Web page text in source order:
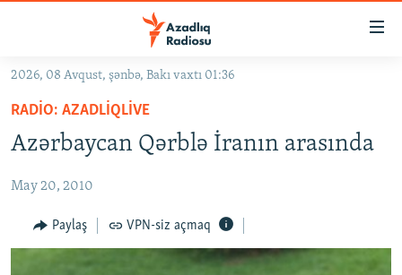
Əsas
qayıt
Əsas
naviqasiyaya
qayıt
GÜNDƏM
#İZAHLA
KORRUPSIOMETR
#ƏSLINDƏ
FƏRQƏ BAX
QANUNI DOĞRU
2026, 08 Avqust, şənbə, Bakı vaxtı 01:36
RADIO: AZADLIQLIVE
Azərbaycan Qərblə İranın arasında
May 20, 2010
Paylaş VPN-siz açmaq